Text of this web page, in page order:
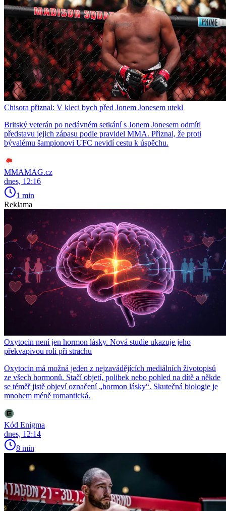
Chisora přiznal: V kleci bych před Jonem Jonesem utekl
Britský veterán po nedávném setkání s Jonem Jonesem odmítl
představu jejich zápasu podle pravidel MMA. Přiznal, že proti
bývalému šampionovi UFC nevidí cestu k úspěchu.
MMAMAG.cz
dnes, 12:16
1 min
Reklama
Oxytocin není jen hormon lásky. Nová studie ukazuje jeho
překvapivou roli při strachu
Oxytocin má možná jeden z nejzavádějících mediálních životopisů
ze všech hormonů. Stačí objetí, polibek nebo pohled na dítě a někde
se téměř jistě objeví označení „hormon lásky“. Skutečná biologie je
mnohem méně romantická.
Kód Enigma
dnes, 12:14
8 min